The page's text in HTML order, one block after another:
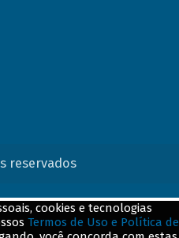
reservados
cookies e tecnologias
Termos de Uso e Política de